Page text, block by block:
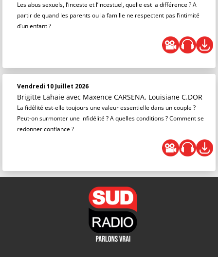
Les abus sexuels, l’inceste et l’incestuel, quelle est la différence ? A
partir de quand les parents ou la famille ne respectent pas l’intimité
d’un enfant ?
Vendredi 10 Juillet 2026
Brigitte Lahaie avec Maxence CARSENA, Louisiane C.DOR
La fidélité est-elle toujours une valeur essentielle dans un couple ?
Peut-on surmonter une infidélité ? A quelles conditions ? Comment se
redonner confiance ?